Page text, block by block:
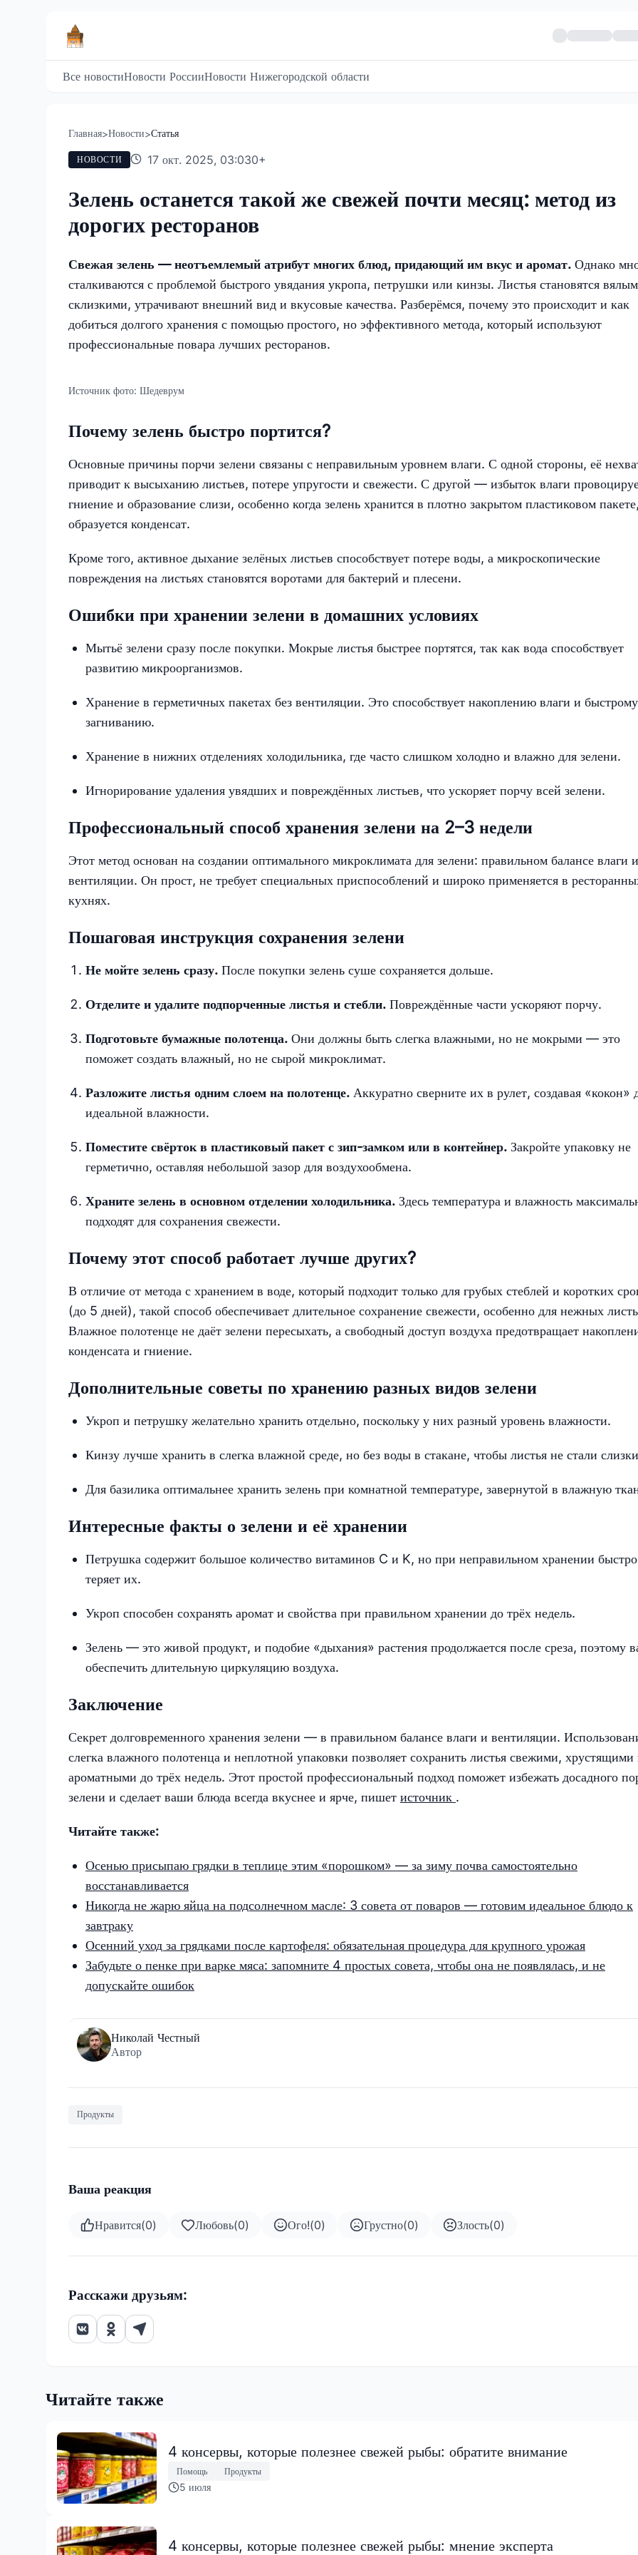
Все новостиНовости РоссииНовости Нижегородской области
Главная>Новости>Статья
НОВОСТИ 17 окт. 2025, 03:030+
Зелень останется такой же свежей почти месяц: метод из
дорогих ресторанов
Свежая зелень — неотъемлемый атрибут многих блюд, придающий им вкус и аромат. Однако
сталкиваются с проблемой быстрого увядания укропа, петрушки или кинзы. Листья становятся
склизкими, утрачивают внешний вид и вкусовые качества. Разберёмся, почему это происходит и как
добиться долгого хранения с помощью простого, но эффективного метода, который используют
профессиональные повара лучших ресторанов.
Источник фото: Шедеврум
Почему зелень быстро портится?
Основные причины порчи зелени связаны с неправильным уровнем влаги. С одной стороны, её
приводит к высыханию листьев, потере упругости и свежести. С другой — избыток влаги
гниение и образование слизи, особенно когда зелень хранится в плотно закрытом пластиковом
образуется конденсат.
Кроме того, активное дыхание зелёных листьев способствует потере воды, а микроскопические
повреждения на листьях становятся воротами для бактерий и плесени.
Ошибки при хранении зелени в домашних условиях
Мытьё зелени сразу после покупки. Мокрые листья быстрее портятся, так как вода способствует
развитию микроорганизмов.
Хранение в герметичных пакетах без вентиляции. Это способствует накоплению влаги и быстрому
загниванию.
Хранение в нижних отделениях холодильника, где часто слишком холодно и влажно для зелени.
Игнорирование удаления увядших и повреждённых листьев, что ускоряет порчу всей зелени.
Профессиональный способ хранения зелени на 2–3 недели
Этот метод основан на создании оптимального микроклимата для зелени: правильном балансе влаги и
вентиляции. Он прост, не требует специальных приспособлений и широко применяется в
кухнях.
Пошаговая инструкция сохранения зелени
Не мойте зелень сразу. После покупки зелень суше сохраняется дольше.
Отделите и удалите подпорченные листья и стебли. Повреждённые части ускоряют порчу.
Подготовьте бумажные полотенца. Они должны быть слегка влажными, но не мокрыми — это
поможет создать влажный, но не сырой микроклимат.
Разложите листья одним слоем на полотенце. Аккуратно сверните их в рулет, создавая «кокон»
идеальной влажности.
Поместите свёрток в пластиковый пакет с зип-замком или в контейнер. Закройте упаковку не
герметично, оставляя небольшой зазор для воздухообмена.
Храните зелень в основном отделении холодильника. Здесь температура и влажность
подходят для сохранения свежести.
Почему этот способ работает лучше других?
В отличие от метода с хранением в воде, который подходит только для грубых стеблей и коротких
(до 5 дней), такой способ обеспечивает длительное сохранение свежести, особенно для нежных
Влажное полотенце не даёт зелени пересыхать, а свободный доступ воздуха предотвращает
конденсата и гниение.
Дополнительные советы по хранению разных видов зелени
Укроп и петрушку желательно хранить отдельно, поскольку у них разный уровень влажности.
Кинзу лучше хранить в слегка влажной среде, но без воды в стакане, чтобы листья не стали
Для базилика оптимальнее хранить зелень при комнатной температуре, завернутой в влажную
Интересные факты о зелени и её хранении
Петрушка содержит большое количество витаминов C и K, но при неправильном хранении быстро
теряет их.
Укроп способен сохранять аромат и свойства при правильном хранении до трёх недель.
Зелень — это живой продукт, и подобие «дыхания» растения продолжается после среза, поэтому
обеспечить длительную циркуляцию воздуха.
Заключение
Секрет долговременного хранения зелени — в правильном балансе влаги и вентиляции.
слегка влажного полотенца и неплотной упаковки позволяет сохранить листья свежими, хрустящими
ароматными до трёх недель. Этот простой профессиональный подход поможет избежать досадного
зелени и сделает ваши блюда всегда вкуснее и ярче, пишет источник .
Читайте также:
Осенью присыпаю грядки в теплице этим «порошком» — за зиму почва самостоятельно
восстанавливается
Никогда не жарю яйца на подсолнечном масле: 3 совета от поваров — готовим идеальное блюдо к
завтраку
Осенний уход за грядками после картофеля: обязательная процедура для крупного урожая
Забудьте о пенке при варке мяса: запомните 4 простых совета, чтобы она не появлялась, и не
допускайте ошибок
Николай Честный
Автор
Продукты
Ваша реакция
Нравится(0) Любовь(0) Ого!(0) Грустно(0) Злость(0)
Расскажи друзьям:
Читайте также
4 консервы, которые полезнее свежей рыбы: обратите внимание
Помощь Продукты
5 июля
4 консервы, которые полезнее свежей рыбы: мнение эксперта